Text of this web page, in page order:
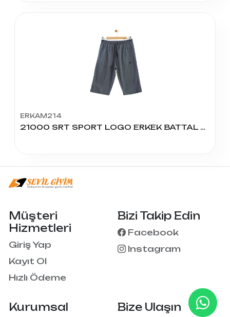
ERKAM214
21000 SRT SPORT LOGO ERKEK BATTAL KAPRİ 1-2
Kurumsal
Müşteri
Hizmetleri
Giriş Yap
Kayıt Ol
Hızlı Ödeme
Bizi Takip Edin
Facebook
Instagram
Bize Ulaşın